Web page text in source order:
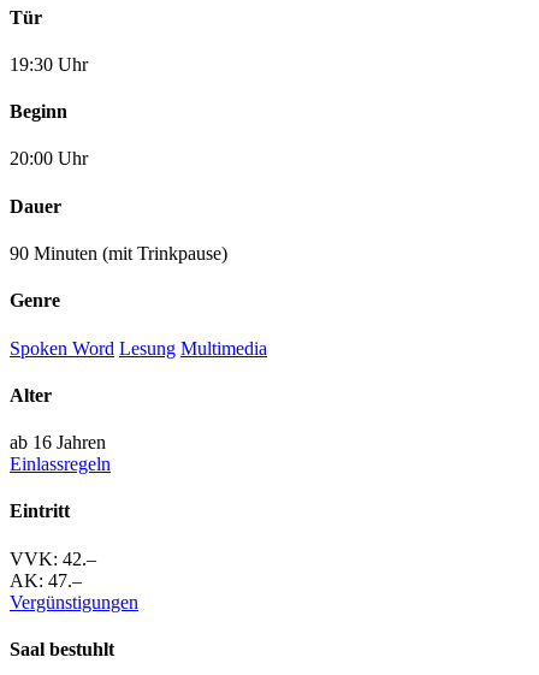
Tür
19:30 Uhr
Beginn
20:00 Uhr
Dauer
90 Minuten (mit Trinkpause)
Genre
Spoken Word Lesung Multimedia
Alter
ab 16 Jahren
Einlassregeln
Eintritt
VVK: 42.–
AK: 47.–
Vergünstigungen
Saal bestuhlt